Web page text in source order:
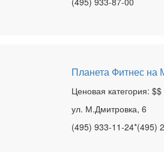
Планета Фитнес на
Ценовая категория: $$
ул. М.Дмитровка, 6
(495) 933-11-24*(495)